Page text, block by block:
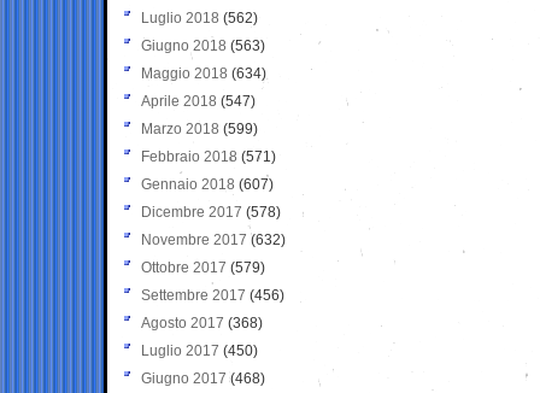
Luglio 2018 (562)
Giugno 2018 (563)
Maggio 2018 (634)
Aprile 2018 (547)
Marzo 2018 (599)
Febbraio 2018 (571)
Gennaio 2018 (607)
Dicembre 2017 (578)
Novembre 2017 (632)
Ottobre 2017 (579)
Settembre 2017 (456)
Agosto 2017 (368)
Luglio 2017 (450)
Giugno 2017 (468)